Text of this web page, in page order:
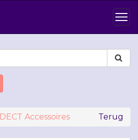
Terug
DECT Accessoires